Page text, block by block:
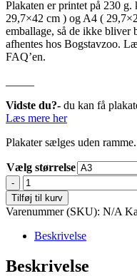
Plakaten er printet på 230
29,7×42 cm ) og A4 (
emballage, så de ikke bliver
afhentes hos Bogstavzoo.
FAQ’en.
Vidste du?- du kan få
Læs mere her
Plakater sælges uden ramme.
Vælg størrelse
Vilhelm
antal
Tilføj til kurv
Varenummer (SKU): N/A
Beskrivelse
Beskrivelse